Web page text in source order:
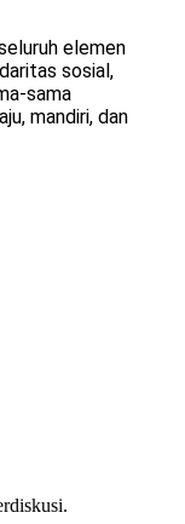
elemen
sosial,
sama
mandiri, dan